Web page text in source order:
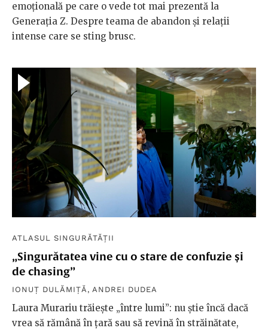
emoțională pe care o vede tot mai prezentă la
Generația Z. Despre teama de abandon și relații
intense care se sting brusc.
ATLASUL SINGURĂTĂȚII
„Singurătatea vine cu o stare de confuzie și
de chasing”
IONUȚ DULĂMIȚĂ , ANDREI DUDEA
Laura Murariu trăiește „între lumi”: nu știe încă dacă
vrea să rămână în țară sau să revină în străinătate,